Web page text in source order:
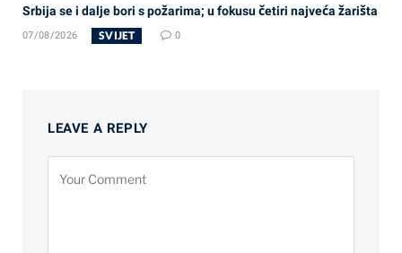
Srbija se i dalje bori s požarima; u fokusu četiri najveća žarišta
07/08/2026 SVIJET 0
LEAVE A REPLY